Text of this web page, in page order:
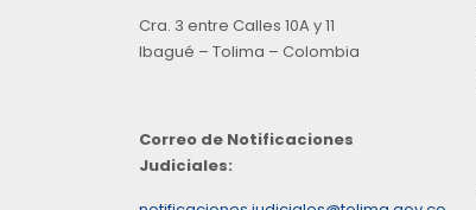
Cra. 3 entre Calles 10A y 11
Ibagué – Tolima – Colombia
Correo de Notificaciones
Judiciales: